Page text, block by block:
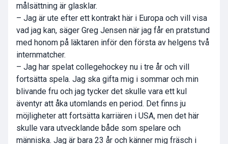
målsättning är glasklar.
– Jag är ute efter ett kontrakt här i Europa och vill visa
vad jag kan, säger Greg Jensen när jag får en pratstund
med honom på läktaren inför den första av helgens två
internmatcher.
– Jag har spelat collegehockey nu i tre år och vill
fortsätta spela. Jag ska gifta mig i sommar och min
blivande fru och jag tycker det skulle vara ett kul
äventyr att åka utomlands en period. Det finns ju
möjligheter att fortsätta karriären i USA, men det här
skulle vara utvecklande både som spelare och
människa. Jag är bara 23 år och känner mig fräsch i